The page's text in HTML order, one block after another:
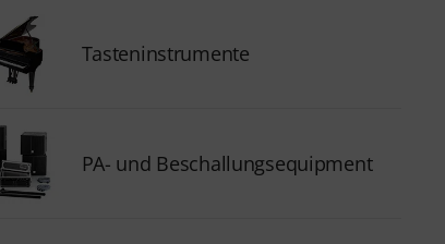
Tasteninstrumente
PA- und Beschallungsequipment